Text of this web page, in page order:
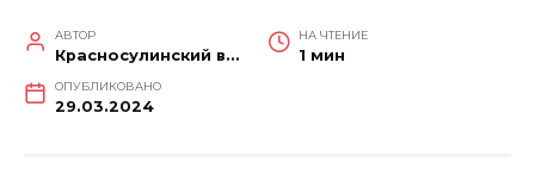
АВТОР
Красносулинский вестник
НА ЧТЕНИЕ
1 мин
ОПУБЛИКОВАНО
29.03.2024